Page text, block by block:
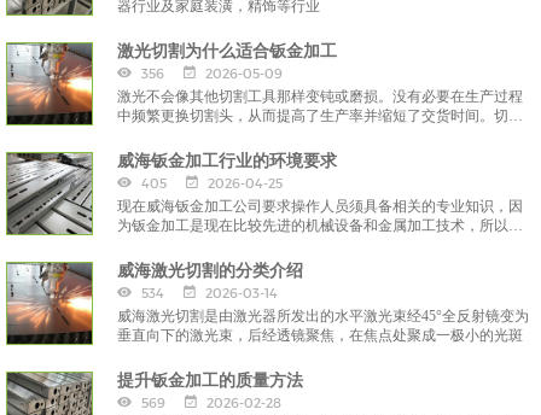
器行业及家庭装潢，精饰等行业
激光切割为什么适合钣金加工
356
2026-05-09
激光不会像其他切割工具那样变钝或磨损。没有必要在生产过程
中频繁更换切割头，从而提高了生产率并缩短了交货时间。切割
威海钣金加工行业的环境要求
405
2026-04-25
现在威海钣金加工公司要求操作人员须具备相关的专业知识，因
为钣金加工是现在比较先进的机械设备和金属加工技术，所以有
能，
威海激光切割的分类介绍
534
2026-03-14
威海激光切割是由激光器所发出的水平激光束经45°全反射镜变为
垂直向下的激光束，后经透镜聚焦，在焦点处聚成一极小的光斑
提升钣金加工的质量方法
569
2026-02-28